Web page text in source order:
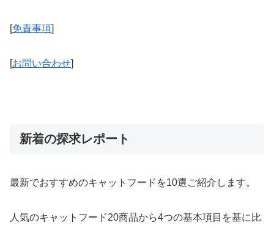
[免責事項]
[お問い合わせ]
新着の探求レポート
最新でおすすめのキャットフードを10選ご紹介します。
人気のキャットフード20商品から4つの基本項目を基に比